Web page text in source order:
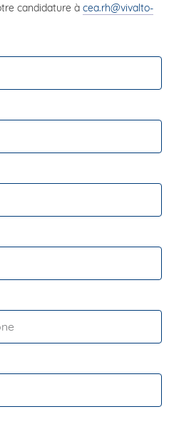
candidature à cea.rh@vivalto-